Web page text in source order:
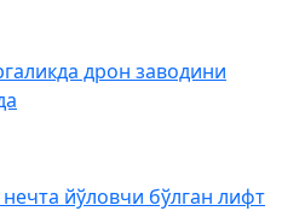
дрон заводини
йўловчи бўлган лифт